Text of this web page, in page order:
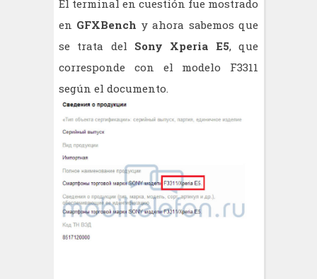
El terminal en cuestión fue mostrado
en GFXBench y ahora sabemos que
se trata del Sony Xperia E5, que
corresponde con el modelo F3311
según el documento.